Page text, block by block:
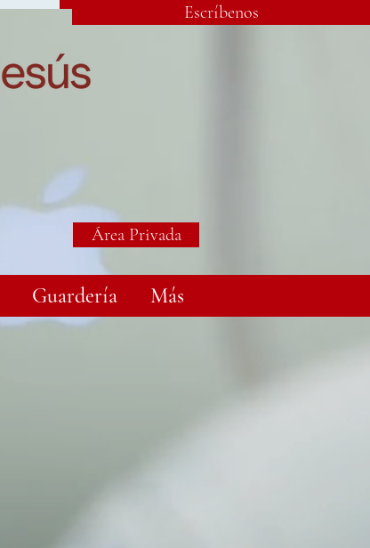
Escríbenos
Área Privada
Guardería Más